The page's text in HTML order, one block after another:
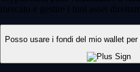
mercato e gestire i tuoi asset
Posso usare i fondi del mio wallet